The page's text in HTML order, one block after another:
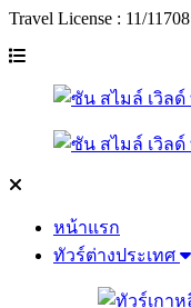
Travel License : 11/11708
หน้าแรก
ทัวร์ต่างประเทศ